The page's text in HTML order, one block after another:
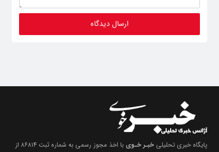
پایگاه خبری تحلیلی خبـر خـوی
با اخذ مجوز رسمی به شماره ثبت ۸۶۸۱۴ از